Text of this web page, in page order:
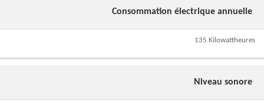
Consommation électrique annuelle
135 Kilowattheures
Niveau sonore